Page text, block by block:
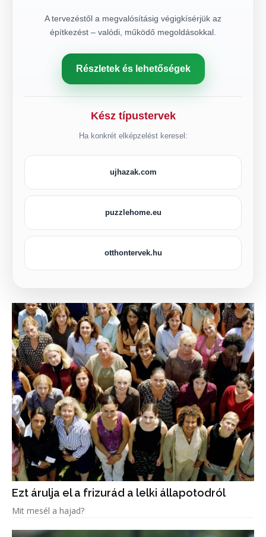
A tervezéstől a megvalósításig végigkísérjük az
építkezést – valódi, működő megoldásokkal.
Részletek és lehetőségek
Kész típustervek
Ha konkrét elképzelést keresel:
ujhazak.com
puzzlehome.eu
otthontervek.hu
Ezt árulja el a frizurád a lelki állapotodról
Mit mesél a hajad?